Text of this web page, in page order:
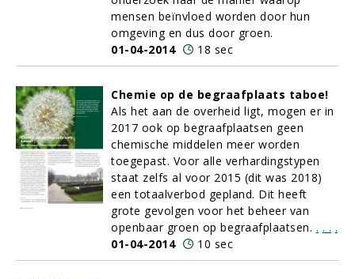
mensen beïnvloed worden door hun
omgeving en dus door groen.
01-04-2014
18 sec
Chemie op de begraafplaats taboe!
Als het aan de overheid ligt, mogen er in
2017 ook op begraafplaatsen geen
chemische middelen meer worden
toegepast. Voor alle verhardingstypen
staat zelfs al voor 2015 (dit was 2018)
een totaalverbod gepland. Dit heeft
grote gevolgen voor het beheer van
openbaar groen op begraafplaatsen. . . . .
01-04-2014
10 sec